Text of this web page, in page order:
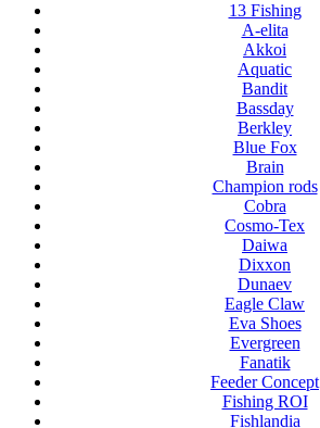
13 Fishing
A-elita
Akkoi
Aquatic
Bandit
Bassday
Berkley
Blue Fox
Brain
Champion rods
Cobra
Cosmo-Tex
Daiwa
Dixxon
Dunaev
Eagle Claw
Eva Shoes
Evergreen
Fanatik
Feeder Concept
Fishing ROI
Fishlandia